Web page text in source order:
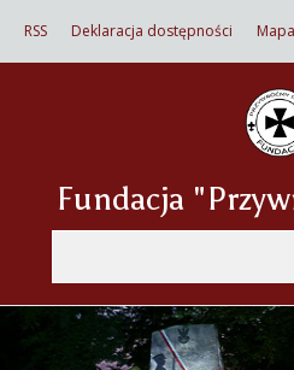
RSS Deklaracja dostępności
Fundacja